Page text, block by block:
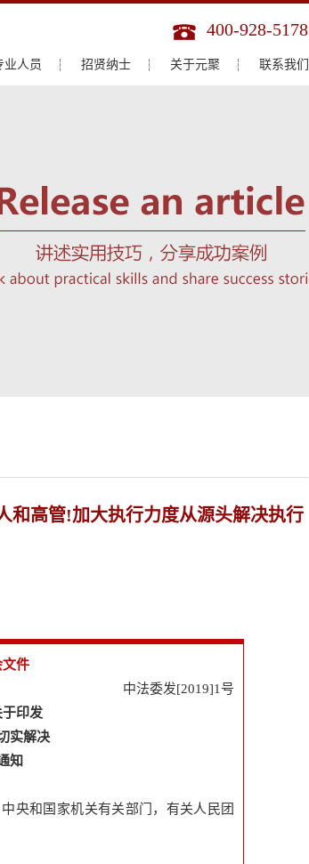
400-928-5178
业人员 招贤纳士 关于元聚 联系我们
和高管!加大执行力度从源头解决执行
文件
中法委发[2019]1号
印发
实解决
知
央和国家机关有关部门，有关人民团